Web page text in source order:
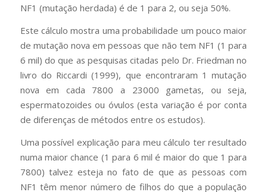
NF1 (mutação herdada) é de 1 para 2, ou seja 50%.
Este cálculo mostra uma probabilidade um pouco maior
de mutação nova em pessoas que não tem NF1 (1 para
6 mil) do que as pesquisas citadas pelo Dr. Friedman no
livro do Riccardi (1999), que encontraram 1 mutação
nova em cada 7800 a 23000 gametas, ou seja,
espermatozoides ou óvulos (esta variação é por conta
de diferenças de métodos entre os estudos).
Uma possível explicação para meu cálculo ter resultado
numa maior chance (1 para 6 mil é maior do que 1 para
7800) talvez esteja no fato de que as pessoas com
NF1 têm menor número de filhos do que a população